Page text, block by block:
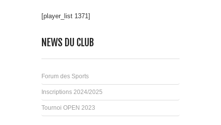
[player_list 1371]
NEWS DU CLUB
Forum des Sports
Inscriptions 2024/2025
Tournoi OPEN 2023